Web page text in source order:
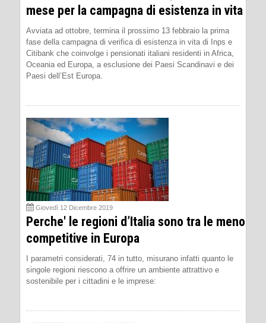
mese per la campagna di esistenza in vita
Avviata ad ottobre, termina il prossimo 13 febbraio la prima
fase della campagna di verifica di esistenza in vita di Inps e
Citibank che coinvolge i pensionati italiani residenti in Africa,
Oceania ed Europa, a esclusione dei Paesi Scandinavi e dei
Paesi dell’Est Europa.
Giovedì 12 Dicembre 2019
Perche' le regioni d’Italia sono tra le meno
competitive in Europa
I parametri considerati, 74 in tutto, misurano infatti quanto le
singole regioni riescono a offrire un ambiente attrattivo e
sostenibile per i cittadini e le imprese: